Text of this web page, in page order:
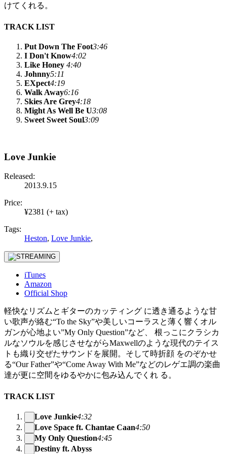
けてくれる。
TRACK LIST
Put Down The Foot3:46
I Don't Know4:02
Like Honey 4:40
Johnny5:11
EXpect4:19
Walk Away6:16
Skies Are Grey4:18
Might As Well Be U3:08
Sweet Sweet Soul3:09
Love Junkie
Released:
2013.9.15
Price:
¥2381 (+ tax)
Tags:
Heston, Love Junkie,
iTunes
Amazon
Official Shop
軽快なリズムとギターのカッティング に透き通るような甘
い歌声が絡む“To the Sky”や美しいコーラスと薄く響くオル
ガンが心地よい”My Only Question”など、 根っこにクラシカ
ルなソウルを感じさせながらMaxwellのような現代のテイス
トも織り交ぜたサウンドを展開。そして時折顔 をのぞかせ
る“Our Father”や“Come Away With Me”などのレゲエ調の楽曲
達が更に空間をゆるやかに包み込んでくれ る。
TRACK LIST
Love Junkie4:32
Love Space ft. Chantae Caan4:50
My Only Question4:45
Destiny ft. Abyss